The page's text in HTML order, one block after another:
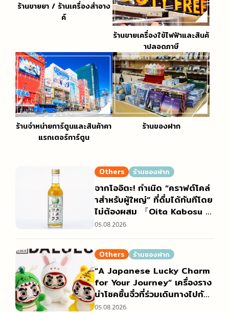
ร้านขายยา / ร้านเครื่องสำอาง
ค์
ร้านขายเครื่องใช้ไฟฟ้าและสินค้
าปลอดภาษี
ร้านจำหน่ายการ์ตูนและสินค้าคา
แรกเตอร์การ์ตูน
ร้านของฝาก
Others ร้านของฝาก
จากโออิตะ! กำเนิด “คราฟต์โคล่
าสำหรับผู้ใหญ่” ที่ดื่มได้ทันทีโดย
ไม่ต้องผสม 『Oita Kabosu C
ola』
05.08.2026
Others ร้านของฝาก
“A Japanese Lucky Charm
for Your Journey” เครื่องราง
นำโชคชิ้นจิ๋วที่ร่วมเดินทางไปกับ
คุณและคอยปกป้องคุณ “DALU
05.08.2026